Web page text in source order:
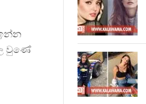
වුණේ